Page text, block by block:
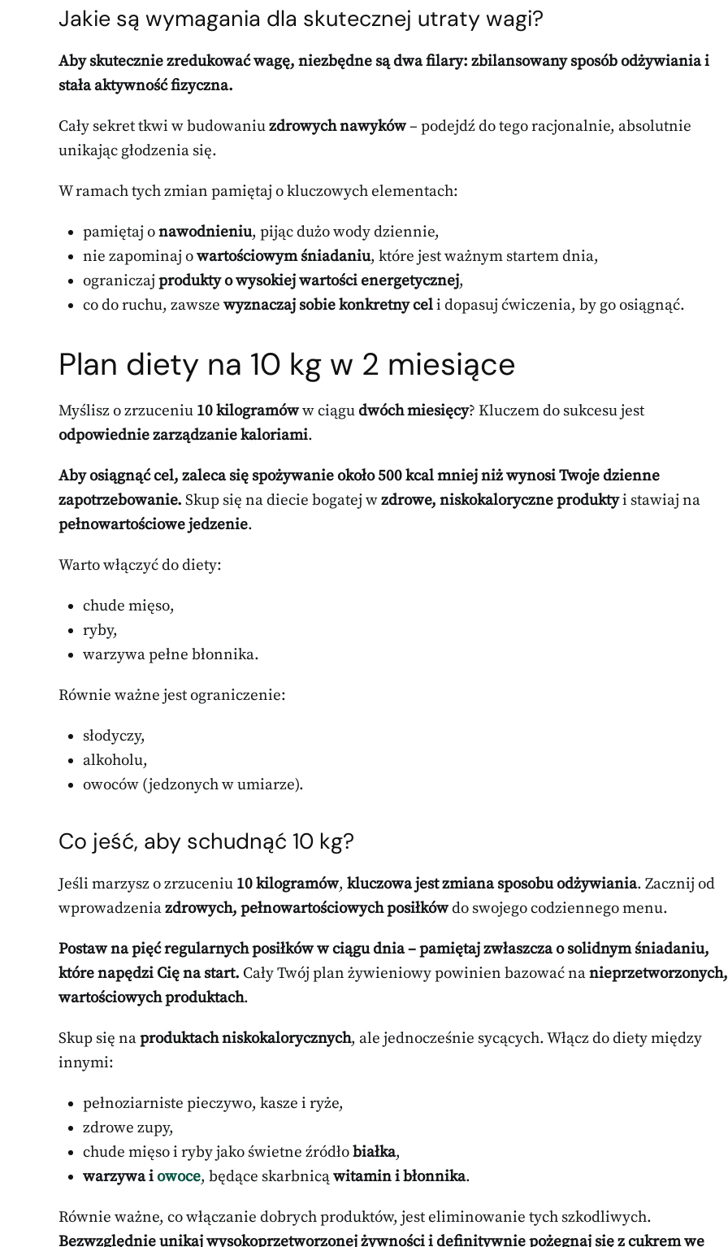
Jakie są wymagania dla skutecznej utraty wagi?
Aby skutecznie zredukować wagę, niezbędne są dwa filary: zbilansowany sposób odżywiania i
stała aktywność fizyczna.
Cały sekret tkwi w budowaniuzdrowych nawyków– podejdź do tego racjonalnie, absolutnie
unikając głodzenia się.
W ramach tych zmian pamiętaj o kluczowych elementach:
pamiętaj onawodnieniu, pijąc dużo wody dziennie,
nie zapominaj owartościowym śniadaniu, które jest ważnym startem dnia,
ograniczajprodukty o wysokiej wartości energetycznej,
co do ruchu, zawsze wyznaczaj sobie konkretny celi dopasuj ćwiczenia, by go osiągnąć.
Plan diety na 10 kg w 2 miesiące
Myślisz o zrzuceniu 10 kilogramóww ciągudwóch miesięcy? Kluczem do sukcesu jest
odpowiednie zarządzanie kaloriami.
Aby osiągnąć cel, zaleca się spożywanie około 500 kcal mniej niż wynosi Twoje dzienne
zapotrzebowanie. Skup się na diecie bogatej wzdrowe, niskokaloryczne produktyi stawiaj na
pełnowartościowe jedzenie.
Warto włączyć do diety:
chude mięso,
ryby,
warzywa pełne błonnika.
Równie ważne jest ograniczenie:
słodyczy,
alkoholu,
owoców (jedzonych w umiarze).
Co jeść, aby schudnąć 10 kg?
Jeśli marzysz o zrzuceniu 10 kilogramów, kluczowa jest zmiana sposobu odżywiania. Zacznij od
wprowadzeniazdrowych, pełnowartościowych posiłkówdo swojego codziennego menu.
Postaw na pięć regularnych posiłków w ciągu dnia – pamiętaj zwłaszcza o solidnym śniadaniu,
które napędzi Cię na start. Cały Twój plan żywieniowy powinien bazować nanieprzetworzonych,
wartościowych produktach.
Skup się naproduktach niskokalorycznych, ale jednocześnie sycących. Włącz do diety między
innymi:
pełnoziarniste pieczywo, kasze i ryże,
zdrowe zupy,
chude mięso i ryby jako świetne źródłobiałka,
warzywa iowoce, będące skarbnicąwitamin i błonnika.
Równie ważne, co włączanie dobrych produktów, jest eliminowanie tych szkodliwych.
Bezwzględnie unikaj wysokoprzetworzonej żywności i definitywnie pożegnaj się z cukrem we